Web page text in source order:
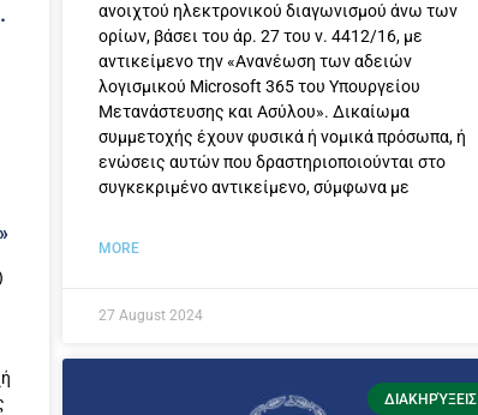
ανοιχτού ηλεκτρονικού διαγωνισμού άνω των
ορίων, βάσει του άρ. 27 του ν. 4412/16, με
αντικείμενο την «Ανανέωση των αδειών
λογισμικού Microsoft 365 του Υπουργείου
Μετανάστευσης και Ασύλου». Δικαίωμα
συμμετοχής έχουν φυσικά ή νομικά πρόσωπα, ή
ενώσεις αυτών που δραστηριοποιούνται στο
συγκεκριμένο αντικείμενο, σύμφωνα με
MORE
27 August 2024
ΔΙΑΚΗΡΎΞΕΙΣ